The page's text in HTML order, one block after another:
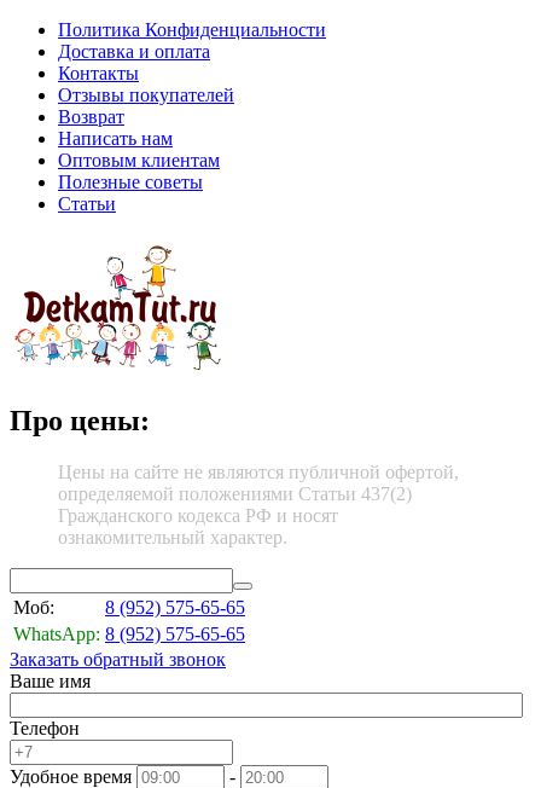
Политика Конфиденциальности
Доставка и оплата
Контакты
Отзывы покупателей
Возврат
Написать нам
Оптовым клиентам
Полезные советы
Статьи
Про цены:
Цены на сайте не являются публичной офертой,
определяемой положениями Статьи 437(2)
Гражданского кодекса РФ и носят
ознакомительный характер.
Моб: 8 (952) 575-65-65
WhatsApp: 8 (952) 575-65-65
Заказать обратный звонок
Ваше имя
Телефон
Удобное время
-